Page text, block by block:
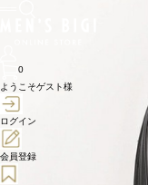
0
ようこそゲスト様
ログイン
会員登録